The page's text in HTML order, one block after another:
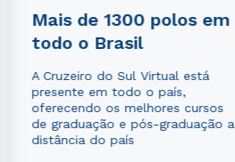
Mais de 1300 polos em
todo o Brasil
A Cruzeiro do Sul Virtual está
presente em todo o país,
oferecendo os melhores cursos
de graduação e pós-graduação a
distância do país